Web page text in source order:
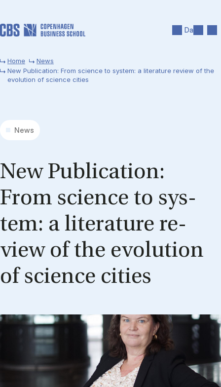
Da
Home
News
New Publication: From science to system: a literature review of the
evolution of science cities
News
New Pub­lic­a­tion:
From sci­ence to sys­
tem: a lit­er­at­ure re­
view of the evol­u­tion
of sci­ence cit­ies